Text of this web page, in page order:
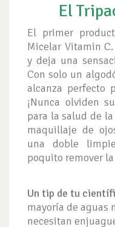
El
El primer
Micelar Vitamin
y deja una
Con solo un
alcanza perfecto
¡Nunca olviden
para la salud de
maquillaje de
una doble
poquito remover
Un tip de tu
mayoría de aguas
necesitan